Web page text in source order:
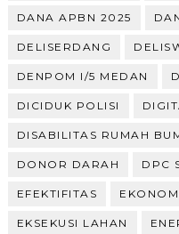
DANA APBN 2025
DELISERDANG
DENPOM I/5 MEDAN
DICIDUK POLISI
DISABILITAS RUMAH
DONOR DARAH DPC
EFEKTIFITAS
EKSEKUSI LAHAN